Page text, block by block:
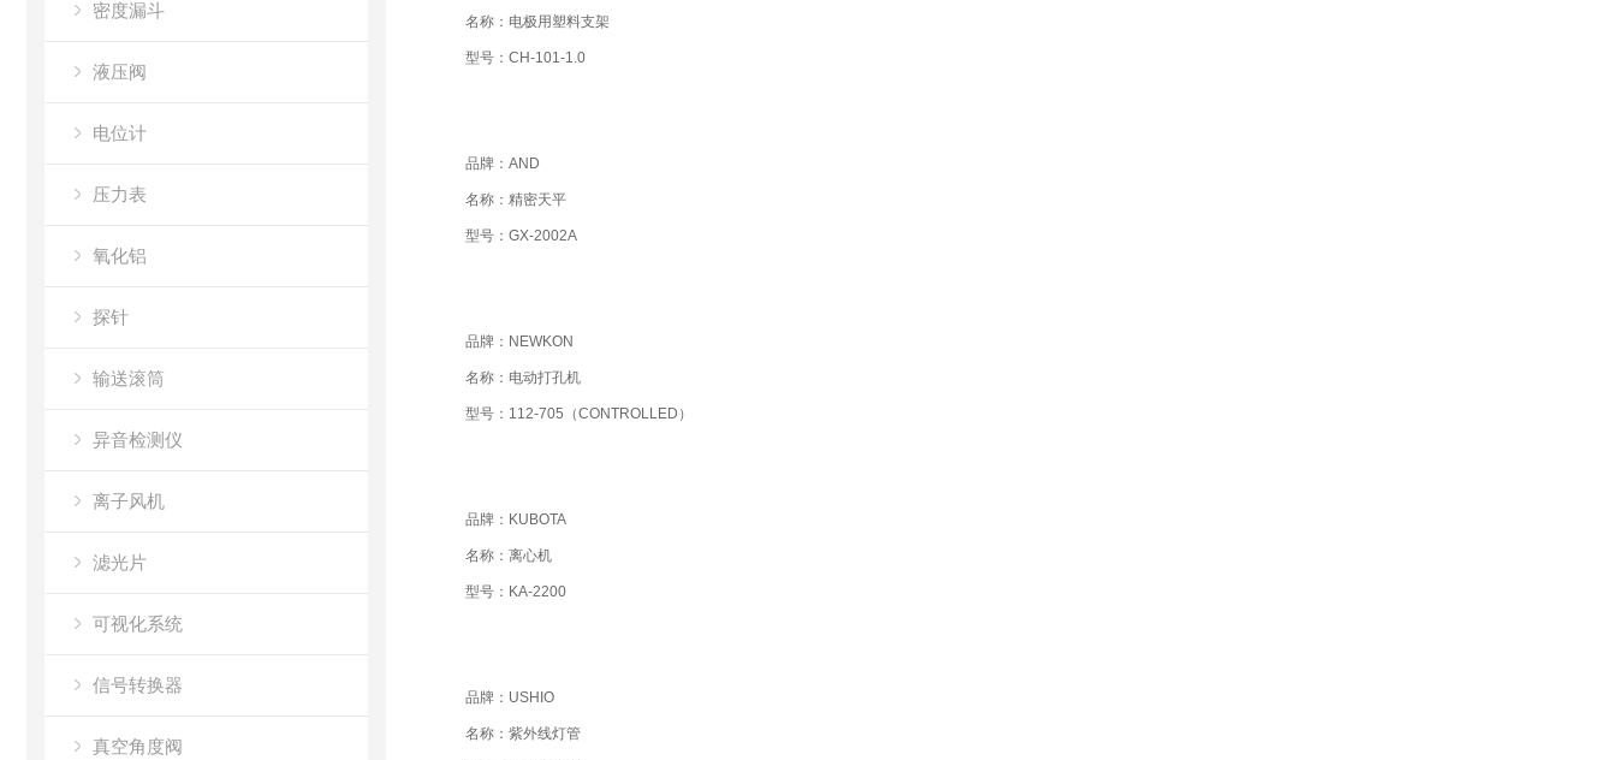
密度漏斗
液压阀
电位计
压力表
氧化铝
探针
输送滚筒
异音检测仪
离子风机
滤光片
可视化系统
信号转换器
真空角度阀
名称：电极用塑料支架
型号：CH-101-1.0
品牌：AND
名称：精密天平
型号：GX-2002A
品牌：NEWKON
名称：电动打孔机
型号：112-705（CONTROLLED）
品牌：KUBOTA
名称：离心机
型号：KA-2200
品牌：USHIO
名称：紫外线灯管